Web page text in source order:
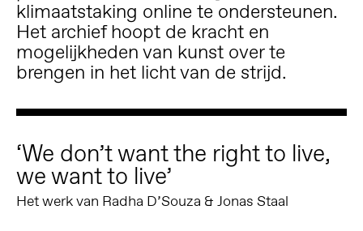
klimaatstaking online te ondersteunen.
Het archief hoopt de kracht en
mogelijkheden van kunst over te
brengen in het licht van de strijd.
‘We don’t want the right to live,
we want to live’
Het werk van Radha D’Souza & Jonas Staal